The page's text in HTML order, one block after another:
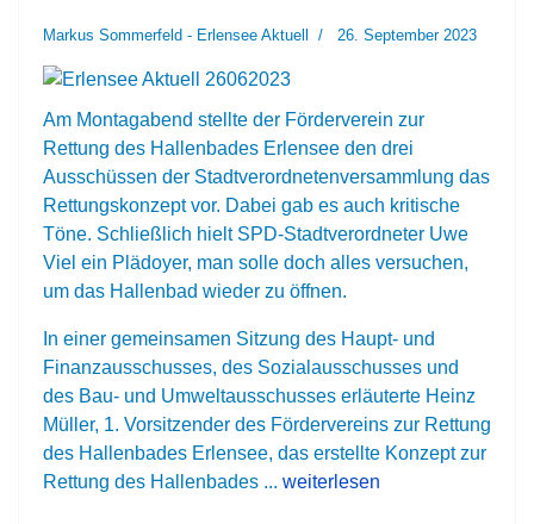
Markus Sommerfeld - Erlensee Aktuell 26. September 2023
Am Montagabend stellte der Förderverein zur
Rettung des Hallenbades Erlensee den drei
Ausschüssen der Stadtverordnetenversammlung das
Rettungskonzept vor. Dabei gab es auch kritische
Töne. Schließlich hielt SPD-Stadtverordneter Uwe
Viel ein Plädoyer, man solle doch alles versuchen,
um das Hallenbad wieder zu öffnen.
In einer gemeinsamen Sitzung des Haupt- und
Finanzausschusses, des Sozialausschusses und
des Bau- und Umweltausschusses erläuterte Heinz
Müller, 1. Vorsitzender des Fördervereins zur Rettung
des Hallenbades Erlensee, das erstellte Konzept zur
Rettung des Hallenbades ... weiterlesen